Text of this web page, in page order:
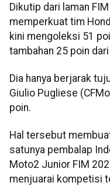
Dikutip dari laman
memperkuat tim
kini mengoleksi 51
tambahan 25 poin
Dia hanya berjarak
Giulio Pugliese
poin.
Hal tersebut
satunya pembalap
Moto2 Junior FIM
menjuarai kompetisi